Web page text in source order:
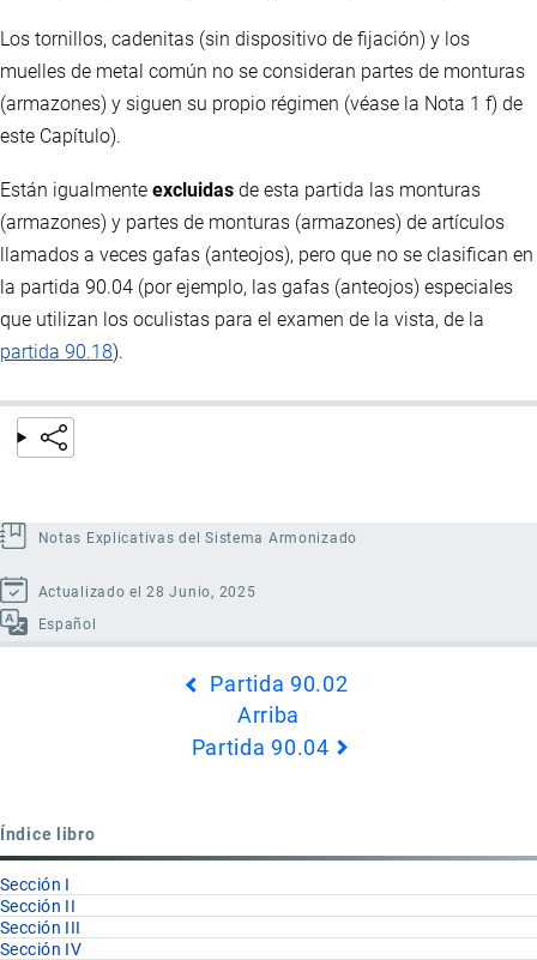
Los tornillos, cadenitas (sin dispositivo de fijación) y los
muelles de metal común no se consideran partes de monturas
(armazones) y siguen su propio régimen (véase la Nota 1 f) de
este Capítulo).
Están igualmente excluidas de esta partida las monturas
(armazones) y partes de monturas (armazones) de artículos
llamados a veces gafas (anteojos), pero que no se clasifican en
la partida 90.04 (por ejemplo, las gafas (anteojos) especiales
que utilizan los oculistas para el examen de la vista, de la
partida 90.18).
Notas Explicativas del Sistema Armonizado
Actualizado el 28 Junio, 2025
Español
Partida 90.02
Arriba
Partida 90.04
Índice libro
Sección I
Sección II
Sección III
Sección IV